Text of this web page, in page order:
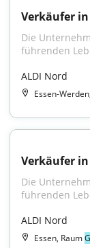
Verkäufer
Die
führenden
ALDI Nord
Essen-
Verkäufer
Die
führenden
ALDI Nord
Essen, Raum